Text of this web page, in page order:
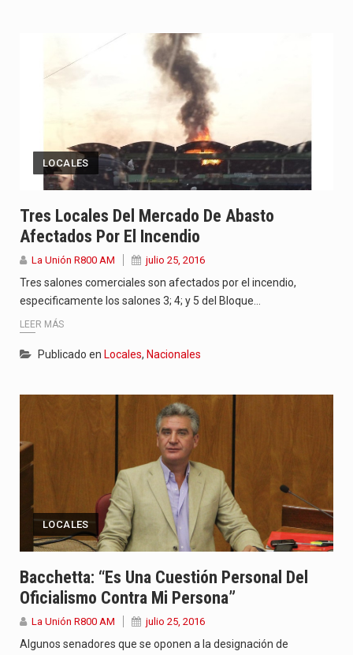
LOCALES
Tres Locales Del Mercado De Abasto
Afectados Por El Incendio
La Unión R800 AM julio 25, 2016
Tres salones comerciales son afectados por el incendio,
especificamente los salones 3; 4; y 5 del Bloque…
LEER MÁS
Publicado en Locales, Nacionales
LOCALES
Bacchetta: “Es Una Cuestión Personal Del
Oficialismo Contra Mi Persona”
La Unión R800 AM julio 25, 2016
Algunos senadores que se oponen a la designación de